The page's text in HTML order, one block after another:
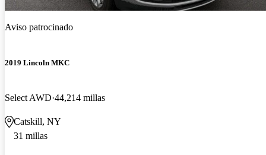
Aviso patrocinado
2019 Lincoln MKC
Select AWD 44,214 millas
Catskill, NY
31 millas